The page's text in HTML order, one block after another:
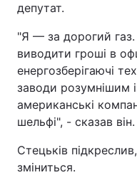
депутат.
"Я — за дорогий газ.
виводити гроші в
енергозберігаючі
заводи розумнішим
американські
шельфі", - сказав він.
Стецьків
зміниться.